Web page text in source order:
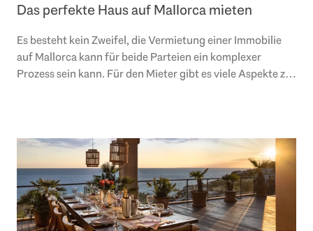
Das perfekte Haus auf Mallorca mieten
Es besteht kein Zweifel, die Vermietung einer Immobilie
auf Mallorca kann für beide Parteien ein komplexer
Prozess sein kann. Für den Mieter gibt es viele Aspekte zu